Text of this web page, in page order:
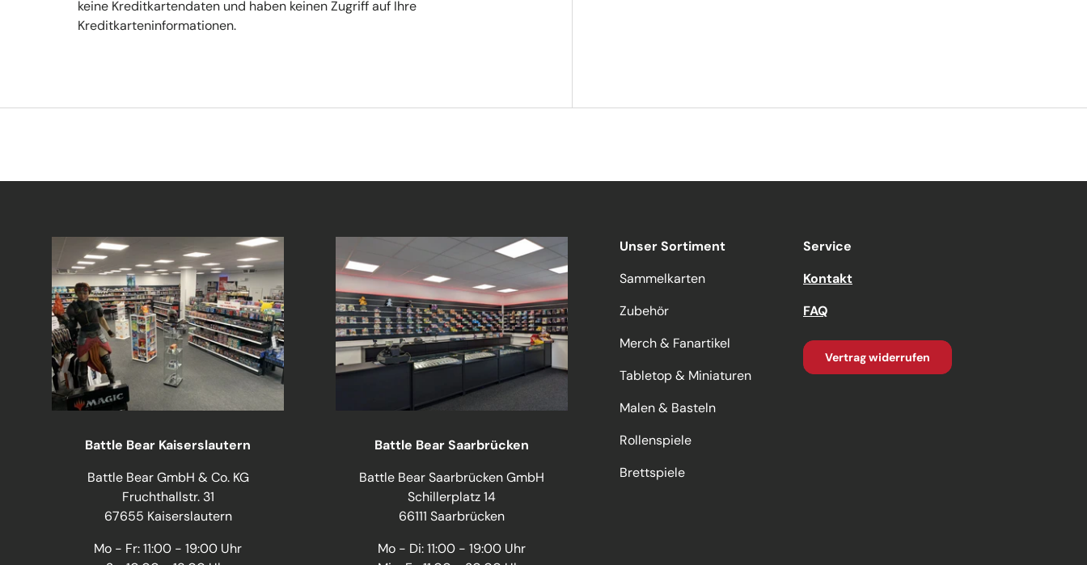
keine Kreditkartendaten und haben keinen Zugriff auf Ihre
Kreditkarteninformationen.
Battle Bear Kaiserslautern
Battle Bear GmbH & Co. KG
Fruchthallstr. 31
67655 Kaiserslautern
Mo - Fr: 11:00 - 19:00 Uhr
Battle Bear Saarbrücken
Battle Bear Saarbrücken GmbH
Schillerplatz 14
66111 Saarbrücken
Mo - Di: 11:00 - 19:00 Uhr
Unser Sortiment
Sammelkarten
Zubehör
Merch & Fanartikel
Tabletop & Miniaturen
Malen & Basteln
Rollenspiele
Brettspiele
Service
Kontakt
FAQ
Vertrag widerrufen